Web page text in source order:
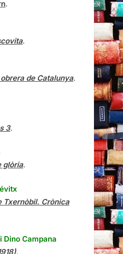
.
.
de Catalunya.
3.
glòria.
Txernòbil. Crònica
i Dino Campana
.